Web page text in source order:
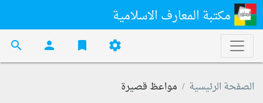
مكتبة المعارف الاسلامية
settings
bookmark
person
search
الصفحة الرئيسية مواعظ قصيرة